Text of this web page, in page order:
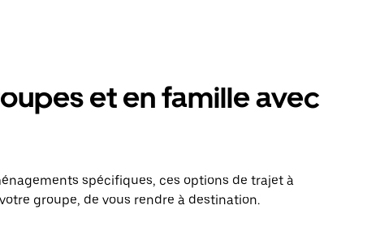
et en famille avec
spécifiques, ces options de trajet à
groupe, de vous rendre à destination.